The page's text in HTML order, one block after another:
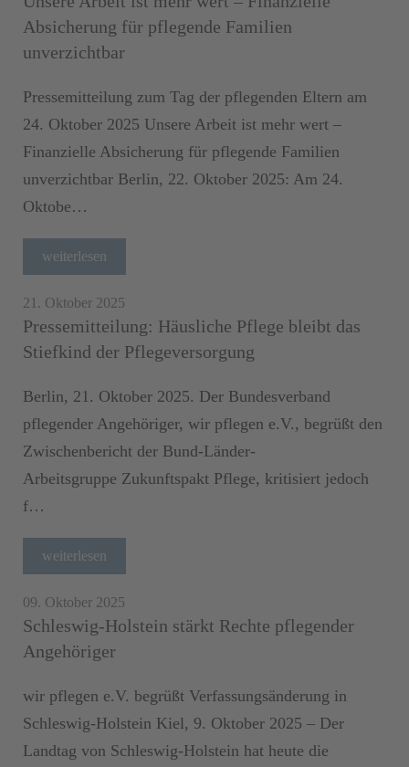
Absicherung für pflegende Familien
unverzichtbar
Pressemitteilung zum Tag der pflegenden Eltern am
24. Oktober 2025 Unsere Arbeit ist mehr wert –
Finanzielle Absicherung für pflegende Familien
unverzichtbar Berlin, 22. Oktober 2025: Am 24.
Oktobe…
weiterlesen
21. Oktober 2025
Pressemitteilung: Häusliche Pflege bleibt das
Stiefkind der Pflegeversorgung
Berlin, 21. Oktober 2025. Der Bundesverband
pflegender Angehöriger, wir pflegen e.V., begrüßt den
Zwischenbericht der Bund-Länder-
Arbeitsgruppe Zukunftspakt Pflege, kritisiert jedoch
f…
weiterlesen
09. Oktober 2025
Schleswig-Holstein stärkt Rechte pflegender
Angehöriger
wir pflegen e.V. begrüßt Verfassungsänderung in
Schleswig-Holstein Kiel, 9. Oktober 2025 – Der
Landtag von Schleswig-Holstein hat heute die